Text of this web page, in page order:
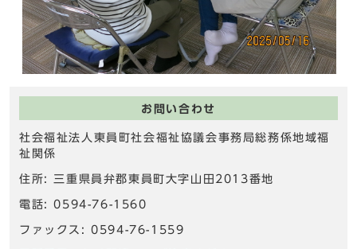
お問い合わせ
社会福祉法人東員町社会福祉協議会事務局総務係地域福
祉関係
住所: 三重県員弁郡東員町大字山田2013番地
電話: 0594-76-1560
ファックス: 0594-76-1559